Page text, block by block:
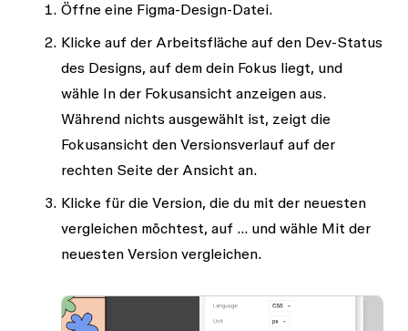
Öffne eine Figma-Design-Datei.
Klicke auf der Arbeitsfläche auf den Dev-Status
des Designs, auf dem dein Fokus liegt, und
wähle In der Fokusansicht anzeigenaus.
Während nichts ausgewählt ist, zeigt die
Fokusansicht den Versionsverlauf auf der
rechten Seite der Ansicht an.
Klicke für die Version, die du mit der neuesten
vergleichen möchtest, auf …und wähle Mit der
neuesten Version vergleichen.